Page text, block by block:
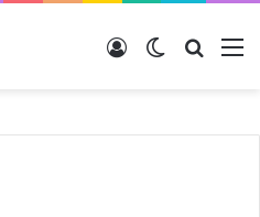
Switch skin
Войти